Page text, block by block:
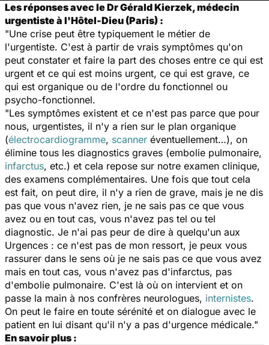
Les réponses avec le Dr Gérald Kierzek, médecin
urgentiste à l'Hôtel-Dieu (Paris) :
"Une crise peut être typiquement le métier de
l'urgentiste. C'est à partir de vrais symptômes qu'on
peut constater et faire la part des choses entre ce qui est
urgent et ce qui est moins urgent, ce qui est grave, ce
qui est organique ou de l'ordre du fonctionnel ou
psycho-fonctionnel.
"Les symptômes existent et ce n'est pas parce que pour
nous, urgentistes, il n'y a rien sur le plan organique
(électrocardiogramme, scanner éventuellement…), on
élimine tous les diagnostics graves (embolie pulmonaire,
infarctus, etc.) et cela repose sur notre examen clinique,
des examens complémentaires. Une fois que tout cela
est fait, on peut dire, il n'y a rien de grave, mais je ne dis
pas que vous n'avez rien, je ne sais pas ce que vous
avez ou en tout cas, vous n'avez pas tel ou tel
diagnostic. Je n'ai pas peur de dire à quelqu'un aux
Urgences : ce n'est pas de mon ressort, je peux vous
rassurer dans le sens où je ne sais pas ce que vous avez
mais en tout cas, vous n'avez pas d'infarctus, pas
d'embolie pulmonaire. C'est là où on intervient et on
passe la main à nos confrères neurologues, internistes.
On peut le faire en toute sérénité et on dialogue avec le
patient en lui disant qu'il n'y a pas d'urgence médicale."
En savoir plus :